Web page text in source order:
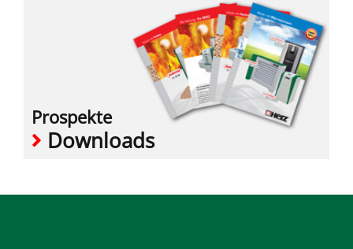
Prospekte
Downloads